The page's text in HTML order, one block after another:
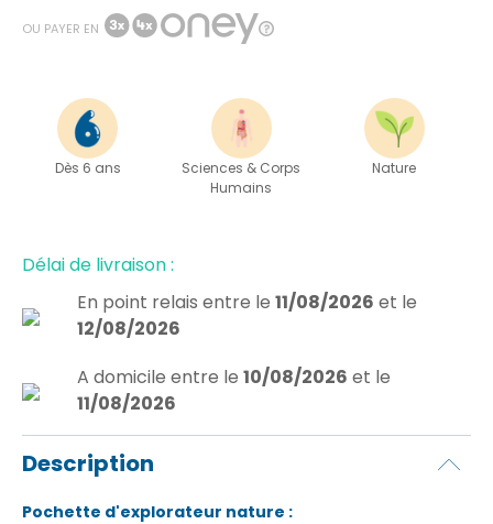
OU PAYER EN
Dès 6 ans
Sciences & Corps
Humains
Nature
Délai de livraison :
En point relais entre le 11/08/2026 et le
12/08/2026
A domicile entre le 10/08/2026 et le
11/08/2026
Description
Pochette d'explorateur nature :